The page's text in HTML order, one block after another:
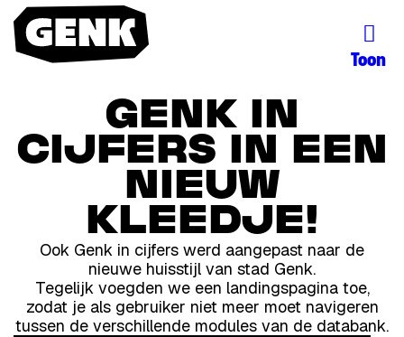
Toon
GENK IN
CIJFERS IN EEN
NIEUW
KLEEDJE!
Ook Genk in cijfers werd aangepast naar de
nieuwe huisstijl van stad Genk.
Tegelijk voegden we een landingspagina toe,
zodat je als gebruiker niet meer moet navigeren
tussen de verschillende modules van de databank.